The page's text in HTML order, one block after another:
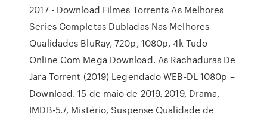
2017 - Download Filmes Torrents As Melhores
Series Completas Dubladas Nas Melhores
Qualidades BluRay, 720p, 1080p, 4k Tudo
Online Com Mega Download. As Rachaduras De
Jara Torrent (2019) Legendado WEB-DL 1080p –
Download. 15 de maio de 2019. 2019, Drama,
IMDB-5.7, Mistério, Suspense Qualidade de